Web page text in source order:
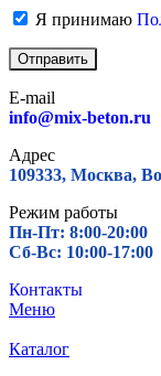
Я принимаю
E-mail
info@mix-beton.ru
Адрес
109333, Москва,
Режим работы
Пн-Пт: 8:00-20:00
Сб-Вс: 10:00-17:00
Контакты
Меню
Каталог